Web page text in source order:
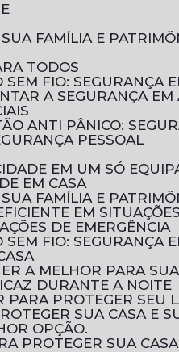
SUA FAMÍLIA E
TODOS
SEM FIO: SEGURANÇA
ANTI PÂNICO:
PESSOAL
EM UM SÓ
EM CASA
SUA FAMÍLIA E
EM
DE EMERGÊNCIA
SEM FIO: SEGURANÇA
A MELHOR PARA
DURANTE A NOITE
PARA PROTEGER SEU
OPÇÃO.
PROTEGER SUA CASA